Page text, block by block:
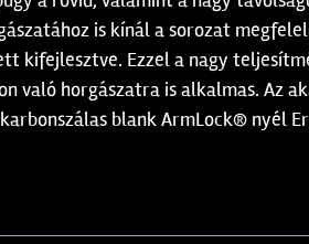
is kínál a sorozat
kifejlesztve. Ezzel a nagy
való horgászatra is alkalmas. Az
blank ArmLock® nyél